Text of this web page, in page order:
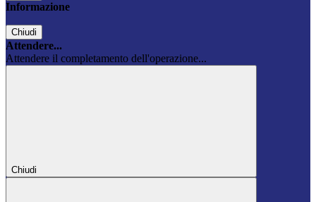
Informazione
Chiudi
Attendere...
Attendere il completamento dell'operazione...
Chiudi